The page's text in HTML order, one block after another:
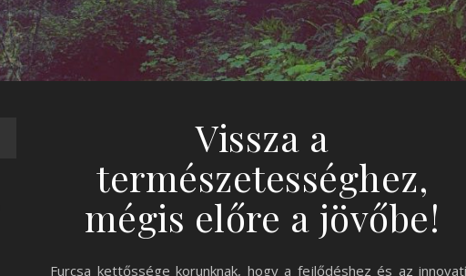
Vissza a
természetességhez,
mégis előre a jövőbe!
Furcsa kettőssége korunknak, hogy a fejlődéshez és az